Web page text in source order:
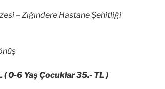
– Zığındere Hastane Şehitliği
( 0-6 Yaş Çocuklar 35.- TL )